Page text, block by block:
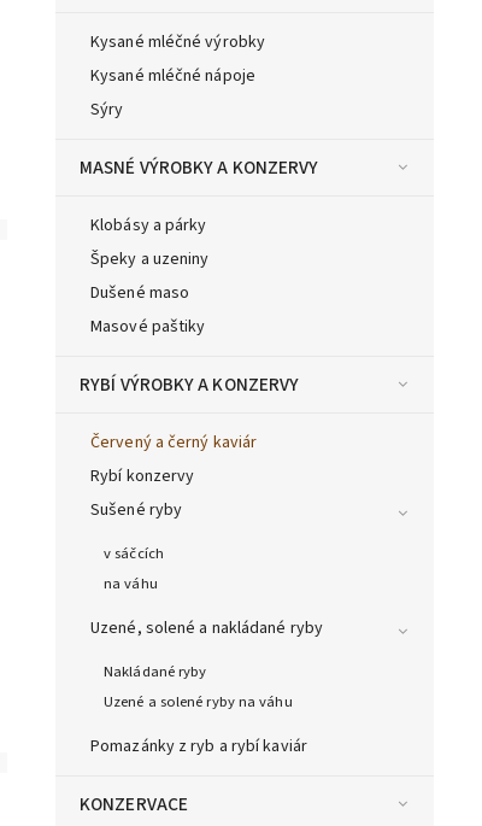
Kysané mléčné výrobky
Kysané mléčné nápoje
Sýry
MASNÉ VÝROBKY A KONZERVY
Klobásy a párky
Špeky a uzeniny
Dušené maso
Masové paštiky
RYBÍ VÝROBKY A KONZERVY
Červený a černý kaviár
Rybí konzervy
Sušené ryby
v sáčcích
na váhu
Uzené, solené a nakládané ryby
Nakládané ryby
Uzené a solené ryby na váhu
Pomazánky z ryb a rybí kaviár
KONZERVACE